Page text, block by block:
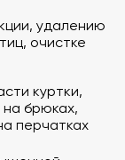
удалению
очистке
куртки,
на брюках,
перчатках